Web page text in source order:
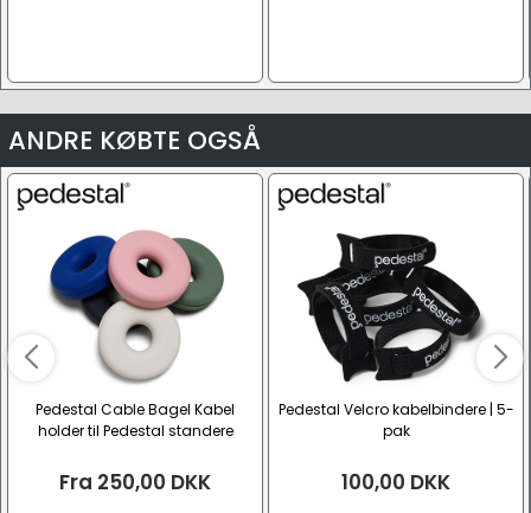
ANDRE KØBTE OGSÅ
Pedestal Cable Bagel Kabel
holder til Pedestal standere
Fra 250,00 DKK
Pedestal Velcro kabelbindere | 5-
pak
100,00 DKK